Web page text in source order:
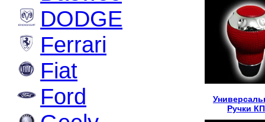
DODGE
Ferrari
Fiat
Ford
Ручки